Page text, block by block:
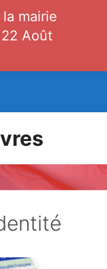
mairie
Août